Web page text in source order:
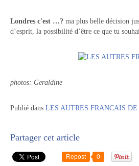
Londres c'est …? ma plus belle décision
d’esprit, la possibilité d’être ce que tu
photos: Geraldine
Publié dans LES AUTRES FRANCAIS DE
Partager cet article
Repost 0